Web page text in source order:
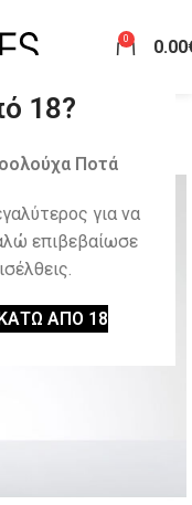
18?
Ποτά
για να
επιβεβαίωσε
ΑΠΟ 18
0 0.00